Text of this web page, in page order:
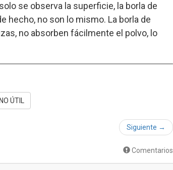
se observa la superficie, la borla de
hecho, no son lo mismo. La borla de
no absorben fácilmente el polvo, lo
NO ÚTIL
Siguiente →
Comentarios